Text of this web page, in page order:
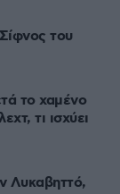
του
το χαμένο
τι ισχύει
Λυκαβηττό,